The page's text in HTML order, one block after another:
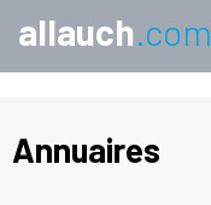
allauch.com
Annuaires